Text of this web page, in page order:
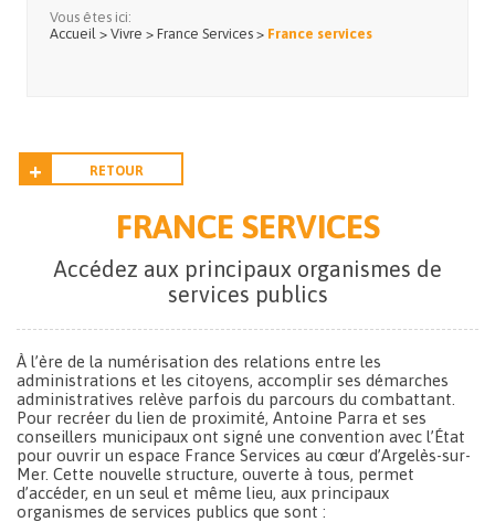
Vous êtes ici:
Accueil > Vivre > France Services > France services
RETOUR
FRANCE SERVICES
Accédez aux principaux organismes de
services publics
À l’ère de la numérisation des relations entre les
administrations et les citoyens, accomplir ses démarches
administratives relève parfois du parcours du combattant.
Pour recréer du lien de proximité, Antoine Parra et ses
conseillers municipaux ont signé une convention avec l’État
pour ouvrir un espace France Services au cœur d’Argelès-sur-
Mer. Cette nouvelle structure, ouverte à tous, permet
d’accéder, en un seul et même lieu, aux principaux
organismes de services publics que sont :